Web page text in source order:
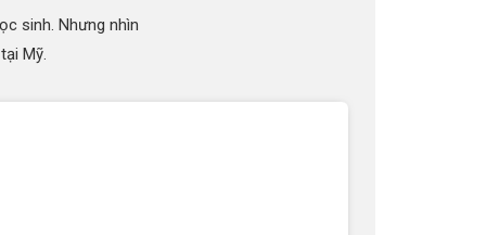
sinh. Nhưng nhìn
Mỹ.